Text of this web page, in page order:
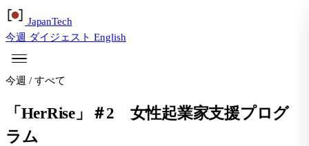
JapanTech
今週 ダイジェスト English
今週 / すべて
「HerRise」＃2 女性起業家支援プログ
ラム